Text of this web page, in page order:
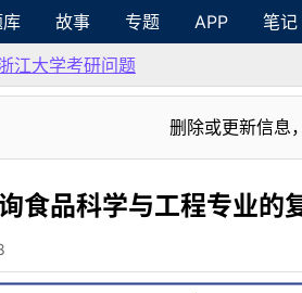
故事 专题 APP 笔记
江大学考研问题
删除或更新信息
食品科学与工程专业的